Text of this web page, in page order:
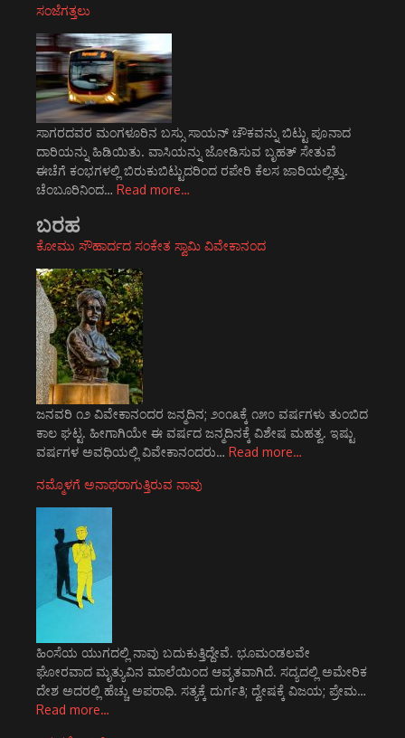
ಸಂಜೆಗತ್ತಲು
ಸಾಗರದವರ ಮಂಗಳೂರಿನ ಬಸ್ಸು ಸಾಯನ್ ಚೌಕವನ್ನು ಬಿಟ್ಟು ಪೂನಾದ
ದಾರಿಯನ್ನು ಹಿಡಿಯಿತು. ವಾಸಿಯನ್ನು ಜೋಡಿಸುವ ಬೃಹತ್ ಸೇತುವೆ
ಈಚೆಗೆ ಕಂಭಗಳಲ್ಲಿ ಬಿರುಕುಬಿಟ್ಟುದರಿಂದ ರಪೇರಿ ಕೆಲಸ ಜಾರಿಯಲ್ಲಿತ್ತು.
ಚೆಂಬೂರಿನಿಂದ… Read more…
ಬರಹ
ಕೋಮು ಸೌಹಾರ್ದದ ಸಂಕೇತ ಸ್ವಾಮಿ ವಿವೇಕಾನಂದ
ಜನವರಿ ೧೨ ವಿವೇಕಾನಂದರ ಜನ್ಮದಿನ; ೨೦೧೩ಕ್ಕೆ ೧೫೦ ವರ್ಷಗಳು ತುಂಬಿದ
ಕಾಲ ಘಟ್ಟ. ಹೀಗಾಗಿಯೇ ಈ ವರ್ಷದ ಜನ್ಮದಿನಕ್ಕೆ ವಿಶೇಷ ಮಹತ್ವ. ಇಷ್ಟು
ವರ್ಷಗಳ ಅವಧಿಯಲ್ಲಿ ವಿವೇಕಾನಂದರು… Read more…
ನಮ್ಮೊಳಗೆ ಅನಾಥರಾಗುತ್ತಿರುವ ನಾವು
ಹಿಂಸೆಯ ಯುಗದಲ್ಲಿ ನಾವು ಬದುಕುತ್ತಿದ್ದೇವೆ. ಭೂಮಂಡಲವೇ
ಘೋರವಾದ ಮೃತ್ಯುವಿನ ಮಾಲೆಯಿಂದ ಆವೃತವಾಗಿದೆ. ಸದ್ಯದಲ್ಲಿ ಅಮೇರಿಕ
ದೇಶ ಅದರಲ್ಲಿ ಹೆಚ್ಚು ಅಪರಾಧಿ. ಸತ್ಯಕ್ಕೆ ದುರ್ಗತಿ; ದ್ವೇಷಕ್ಕೆ ವಿಜಯ; ಪ್ರೇಮ…
Read more…